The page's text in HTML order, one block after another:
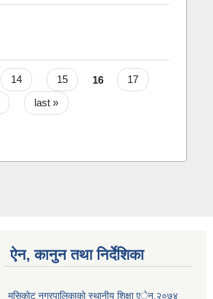
14 15 16
17
last »
ऐन, कानुन तथा निर्देशिका
मुसिकाेट नगरपालिकाकाे स्थानीय शिक्षा एेन,२०७४